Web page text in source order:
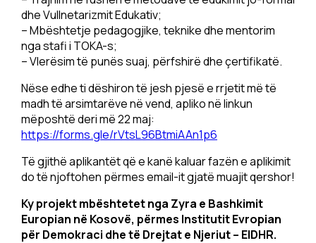
dhe Vullnetarizmit Edukativ;
– Mbështetje pedagogjike, teknike dhe mentorim
nga stafi i TOKA-s;
– Vlerësim të punës suaj, përfshirë dhe çertifikatë.
Nëse edhe ti dëshiron të jesh pjesë e rrjetit më të
madh të arsimtarëve në vend, apliko në linkun
mëposhtë deri më 22 maj:
https://forms.gle/rVtsL96BtmiAAn1p6
Të gjithë aplikantët që e kanë kaluar fazën e aplikimit
do të njoftohen përmes email-it gjatë muajit qershor!
Ky projekt mbështetet nga Zyra e Bashkimit
Europian në Kosovë, përmes Institutit Evropian
për Demokraci dhe të Drejtat e Njeriut – EIDHR.